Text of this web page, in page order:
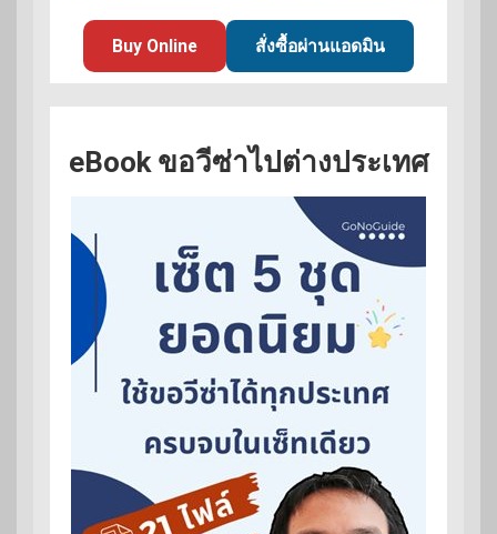
Buy Online สั่งซื้อผ่านแอดมิน
eBook ขอวีซ่าไปต่างประเทศ